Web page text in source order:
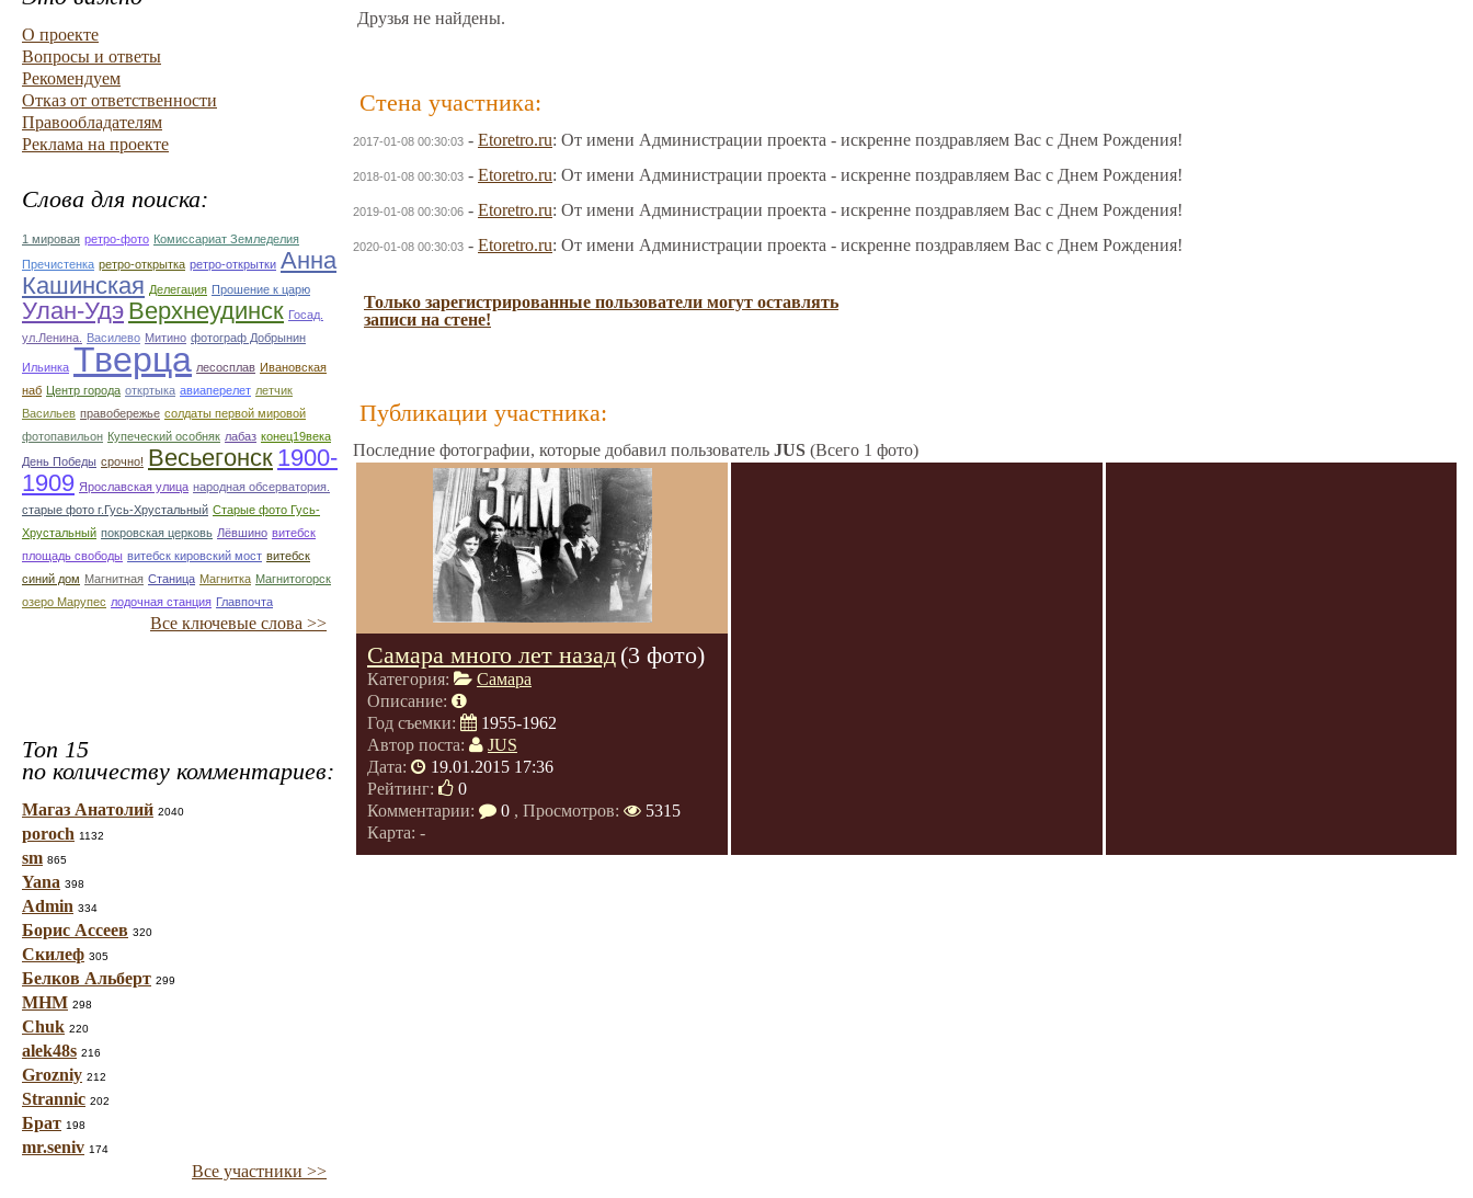
О проекте
Вопросы и ответы
Рекомендуем
Отказ от ответственности
Правообладателям
Реклама на проекте
Слова для поиска:
1 мировая ретро-фото Комиссариат Земледелия
Пречистенка ретро-открытка ретро-открытки Анна
Кашинская Делегация Прошение к царю
Улан-Удэ Верхнеудинск Госад.
ул.Ленина.
Василево Митино фотограф Добрынин
Ильинка Тверца лесосплав Ивановская
наб Центр города откртыка авиаперелет летчик
Васильев правобережье солдаты первой мировой
фотопавильон Купеческий особняк лабаз конец19века
День Победы срочно! Весьегонск 1900-
1909 Ярославская улица народная обсерватория.
старые фото г.Гусь-Хрустальный Старые фото Гусь-
Хрустальный покровская церковь Лёвшино витебск
площадь свободы витебск кировский мост витебск
синий дом Магнитная Станица Магнитка Магнитогорск
озеро Марупес лодочная станция Главпочта
Все ключевые слова >>
Топ 15
по количеству комментариев:
Магаз Анатолий 2040
poroch 1132
sm 865
Yana 398
Admin 334
Борис Ассеев 320
Скилеф 305
Белков Альберт 299
МНМ 298
Chuk 220
alek48s 216
Grozniy 212
Strannic 202
Брат 198
mr.seniv 174
Все участники >>
Друзья не найдены.
Стена участника:
2017-01-08 00:30:03 - Etoretro.ru: От имени Администрации проекта - искренне поздравляем Вас с Днем Рождения!
2018-01-08 00:30:03 - Etoretro.ru: От имени Администрации проекта - искренне поздравляем Вас с Днем Рождения!
2019-01-08 00:30:06 - Etoretro.ru: От имени Администрации проекта - искренне поздравляем Вас с Днем Рождения!
2020-01-08 00:30:03 - Etoretro.ru: От имени Администрации проекта - искренне поздравляем Вас с Днем Рождения!
Только зарегистрированные пользователи могут оставлять
записи на стене!
Публикации участника:
Последние фотографии, которые добавил пользователь JUS (Всего 1 фото)
Самара много лет назад (3 фото)
Категория:
Самара
Описание:
Год съемки:
1955-1962
Автор поста:
JUS
Дата:
19.01.2015 17:36
Рейтинг:
0
Комментарии:
0 , Просмотров:
5315
Карта: -